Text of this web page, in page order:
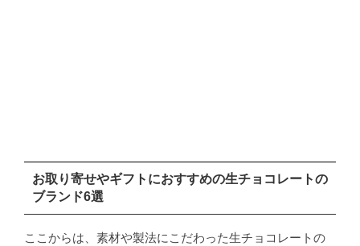
お取り寄せやギフトにおすすめの生チョコレートの
ブランド6選
ここからは、素材や製法にこだわった生チョコレートの